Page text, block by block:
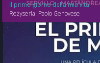
Il primo giorno della mia vita
Reżyseria: Paolo Genovese